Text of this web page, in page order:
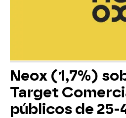
Neox (1,7%)
Target
públicos de 25-